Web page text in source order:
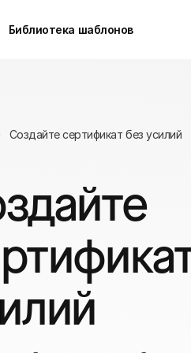
Библиотека шаблонов
Создайте сертификат без усилий